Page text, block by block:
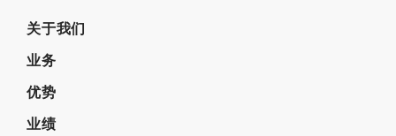
关于我们
业务
优势
业绩